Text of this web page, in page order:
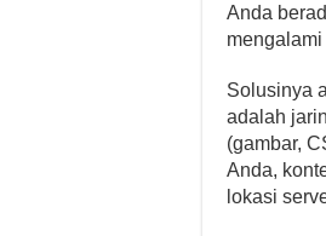
Anda
Solusinya
adalah
(gambar,
Anda,
lokasi